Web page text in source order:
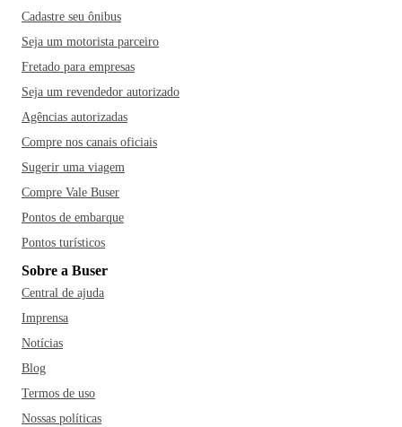
Cadastre seu ônibus
Seja um motorista parceiro
Fretado para empresas
Seja um revendedor autorizado
Agências autorizadas
Compre nos canais oficiais
Sugerir uma viagem
Compre Vale Buser
Pontos de embarque
Pontos turísticos
Sobre a Buser
Central de ajuda
Imprensa
Notícias
Blog
Termos de uso
Nossas políticas